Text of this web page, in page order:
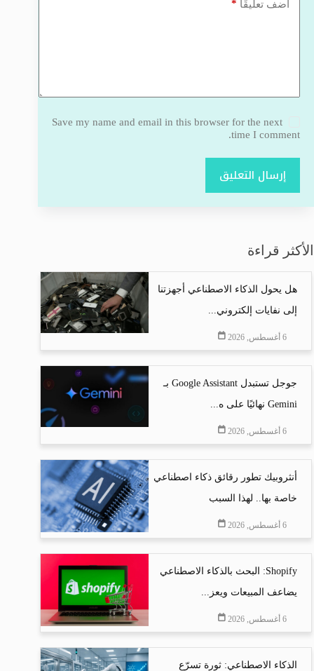
أضف تعليقًا *
Save my name and email in this browser for the next
time I comment.
إرسال التعليق
الأكثر قراءة
هل يحول الذكاء الاصطناعي أجهزتنا
إلى نفايات إلكتروني...
6 أغسطس, 2026
جوجل تستبدل Google Assistant بـ
Gemini نهائيًا على ه...
6 أغسطس, 2026
أنثروبيك تطور رقائق ذكاء اصطناعي
خاصة بها.. لهذا السبب
6 أغسطس, 2026
Shopify: البحث بالذكاء الاصطناعي
يضاعف المبيعات ويعز...
6 أغسطس, 2026
الذكاء الاصطناعي: ثورة تسرّع